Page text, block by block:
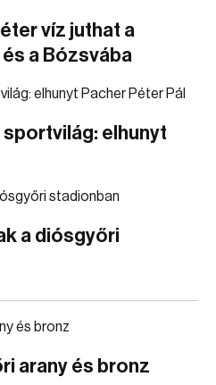
víz juthat a
a Bózsvába
elhunyt
a diósgyőri
arany és bronz